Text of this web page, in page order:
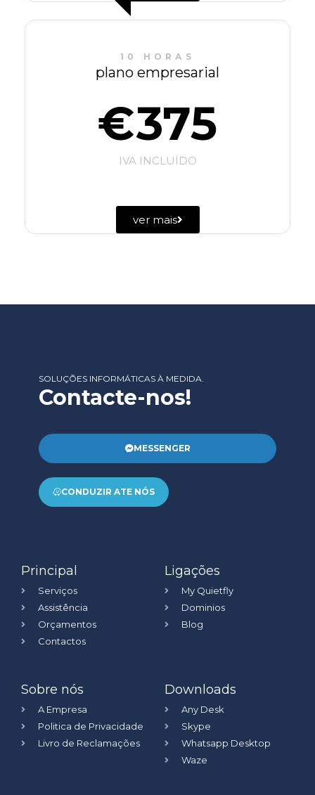
10 HORAS
plano empresarial
€375
IVA INCLUÍDO
ver mais
SOLUÇÕES INFORMÁTICAS À MEDIDA.
Contacte-nos!
MESSENGER
CONDUZIR ATE NÓS
Principal
Serviços
Assistência
Orçamentos
Contactos
Ligações
My Quietfly
Dominios
Blog
Sobre nós
A Empresa
Politica de Privacidade
Livro de Reclamações
Downloads
Any Desk
Skype
Whatsapp Desktop
Waze